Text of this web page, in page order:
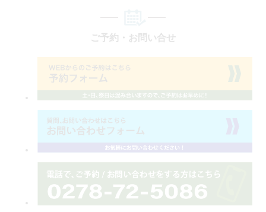
ご予約・お問い合せ